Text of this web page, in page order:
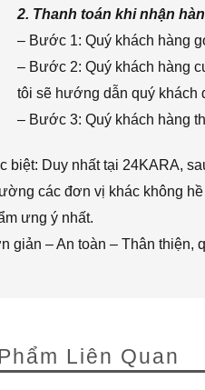
2. Thanh toán khi nhận
– Bước 1: Quý khách hàng
– Bước 2: Quý khách hàng
tôi sẽ hướng dẫn quý khách
– Bước 3: Quý khách hàng
biệt: Duy nhất tại 24KARA,
các đơn vị khác không
ưng ý nhất.
giản – An toàn – Thân thiện,
Liên Quan